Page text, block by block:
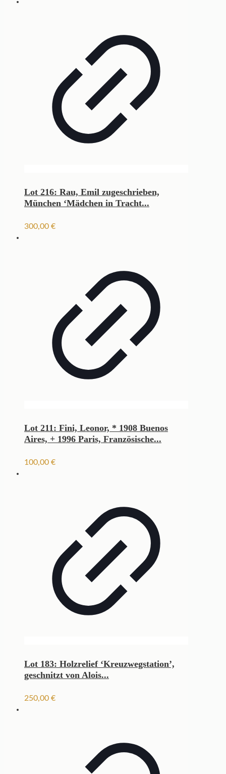
Lot 216: Rau, Emil zugeschrieben,
München ‘Mädchen in Tracht...
300,00 €
Lot 211: Fini, Leonor, * 1908 Buenos
Aires, + 1996 Paris, Französische...
100,00 €
Lot 183: Holzrelief ‘Kreuzwegstation’,
geschnitzt von Alois...
250,00 €